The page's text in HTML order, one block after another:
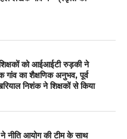
को आईआईटी रुड़की ने
का शैक्षणिक अनुभव, पूर्व
निशंक ने शिक्षकों से किया
नीति आयोग की टीम के साथ